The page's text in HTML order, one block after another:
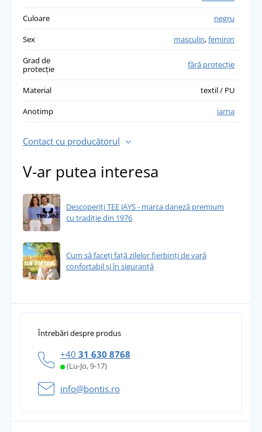
Culoare
negru
Sex
masculin,feminin
Grad de
protecție
fără protecție
Material
textil / PU
Anotimp
iarna
Contact cu producătorul
V-ar putea interesa
Descoperiți TEE JAYS - marca daneză premium
cu tradiție din 1976
Cum să faceți față zilelor fierbinți de vară
confortabil și în siguranță
Întrebări despre produs
+40 31 630 8768
(Lu-Jo, 9-17)
info@bontis.ro